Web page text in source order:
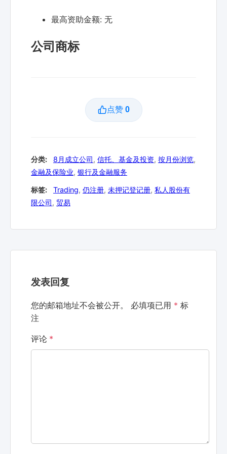
最高资助金额: 无
公司商标
点赞 0
分类: 8月成立公司, 信托、基金及投资, 按月份浏览,
金融及保险业, 银行及金融服务
标签: Trading, 仍注册, 未押记登记册, 私人股份有
限公司, 贸易
发表回复
您的邮箱地址不会被公开。 必填项已用 * 标
注
评论 *